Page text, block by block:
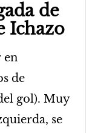
de
Ichazo
en
de
gol). Muy
se